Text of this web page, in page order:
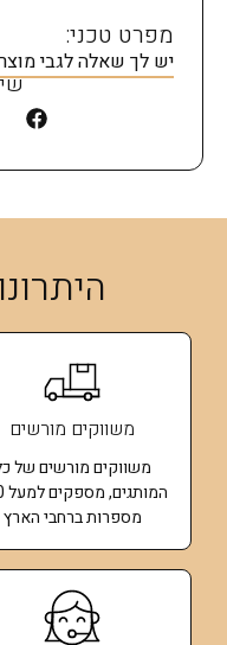
מפרט טכני:
יש לך שאלה לגבי
משווקים מורשים
משווקים מורשים של
מספרות ברחבי הארץ